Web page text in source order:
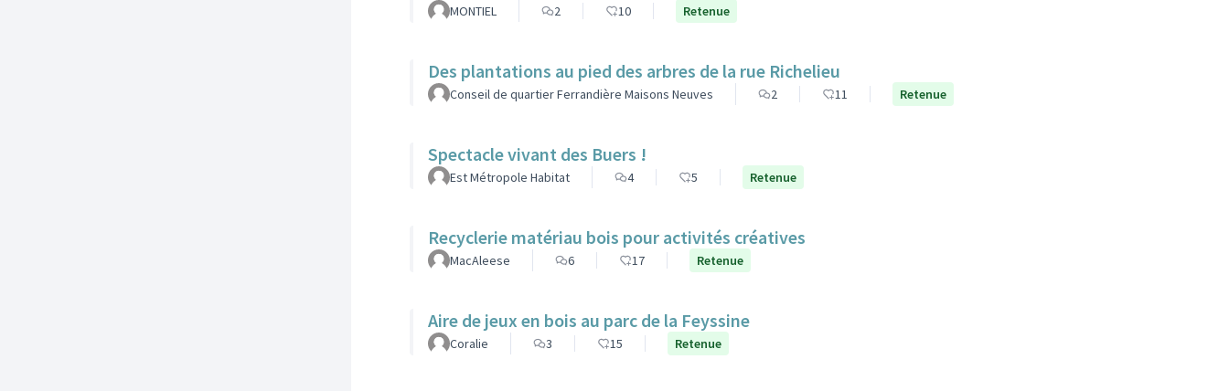
MONTIEL 2 10 Retenue
Des plantations au pied des arbres de la rue Richelieu
Conseil de quartier Ferrandière Maisons Neuves 2 11 Retenue
Spectacle vivant des Buers !
Est Métropole Habitat 4 5 Retenue
Recyclerie matériau bois pour activités créatives
MacAleese 6 17 Retenue
Aire de jeux en bois au parc de la Feyssine
Coralie 3 15 Retenue